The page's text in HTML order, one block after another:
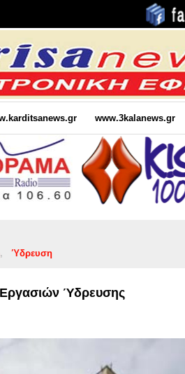
www.3kalanews.gr
Ύδρευση
Ύδρευσης